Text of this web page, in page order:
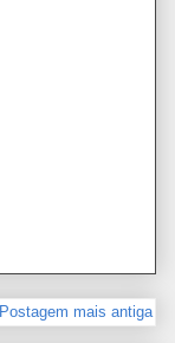
Postagem mais antiga